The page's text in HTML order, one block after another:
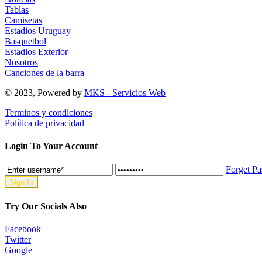
Tablas
Camisetas
Estadios Uruguay
Basquetbol
Estadios Exterior
Nosotros
Canciones de la barra
© 2023, Powered by MKS - Servicios Web
Terminos y condiciones
Política de privacidad
Login To Your Account
Forget
Try Our Socials Also
Facebook
Twitter
Google+